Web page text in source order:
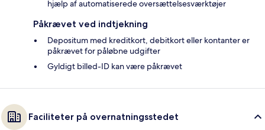
hjælp af automatiserede oversættelsesværktøjer
Påkrævet ved indtjekning
Depositum med kreditkort, debitkort eller kontanter er
påkrævet for påløbne udgifter
Gyldigt billed-ID kan være påkrævet
Faciliteter på overnatningsstedet